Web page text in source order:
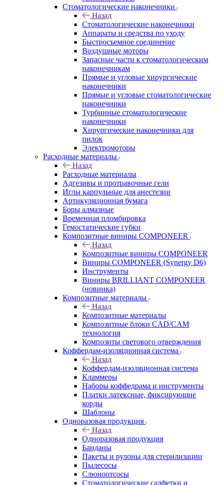
Стоматологические наконечники
Назад
Стоматологические наконечники
Аппараты и средства по уходу
Быстросъемное соединение
Воздушные моторы
Запасные части к стоматологическим
наконечникам
Прямые и угловые хирургические
наконечники
Прямые и угловые стоматологические
наконечники
Турбинные стоматологические
наконечники
Хирургические наконечники для
пилок
Электромоторы
Расходные материалы
Назад
Расходные материалы
Адгезивы и протравочные гели
Иглы карпульные для анестезии
Артикуляционная бумага
Боры алмазные
Временная пломбировка
Гемостатические губки
Композитные виниры COMPONEER
Назад
Композитные виниры COMPONEER
Виниры COMPONEER (Synergy D6)
Инструменты
Виниры BRILLIANT COMPONEER
(новинка)
Композитные материалы
Назад
Композитные материалы
Композитные блоки CAD/СAM
технология
Композиты светового отверждения
Коффердам-изоляционная система
Назад
Коффердам-изоляционная система
Кламмеры
Наборы коффедрама и инструменты
Платки латексные, фиксирующие
корды
Шаблоны
Одноразовая продукция
Назад
Одноразовая продукция
Банданы
Пакеты и рулоны для стерилизации
Пылесосы
Слюноотсосы
Стоматологические салфетки и